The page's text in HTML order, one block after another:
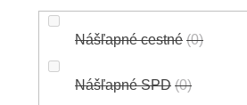
Nášľapné cestné 0
Nášľapné SPD 0